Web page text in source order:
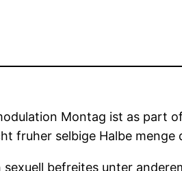
Montag ist as part
fruher selbige Halbe menge
sexuell befreites unter